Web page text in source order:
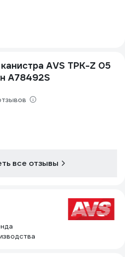
AVS TPK-Z 05
A78492S
все отзывы